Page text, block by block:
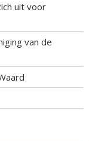
uit voor
van de